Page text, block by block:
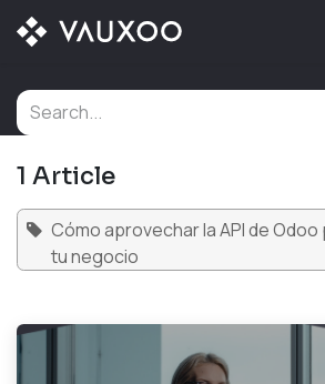
Skip to Content
1 Article
Cómo aprovechar la API de
tu negocio